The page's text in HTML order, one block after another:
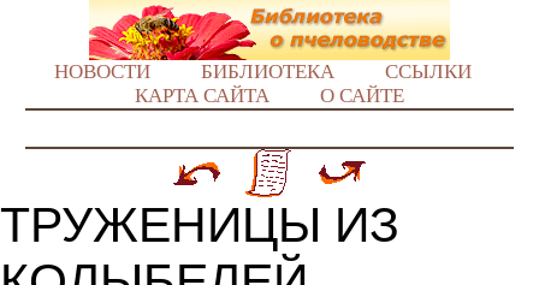
НОВОСТИ БИБЛИОТЕКА
ССЫЛКИ
КАРТА САЙТА
О САЙТЕ
ТРУЖЕНИЦЫ ИЗ